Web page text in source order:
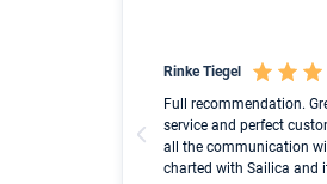
Rinke Tiegel
Full recommendation.
service and perfect
all the communication
charted with Sailica and